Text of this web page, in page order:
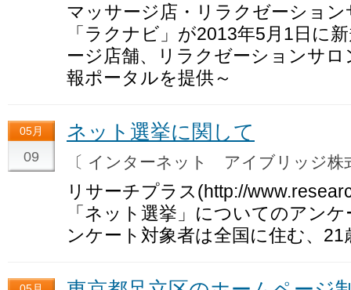
マッサージ店・リラクゼーショ
「ラクナビ」が2013年5月1日に
ージ店舗、リラクゼーションサ
報ポータルを提供～
05月
09
ネット選挙に関して
〔 インターネット アイブリッジ
リサーチプラス(http://
「ネット選挙」についてのアン
ンケート対象者は全国に住む、21